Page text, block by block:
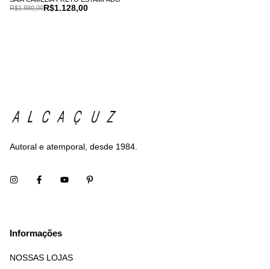
R$1.128,00
R$1.880,00
Autoral e atemporal, desde 1984.
Informações
NOSSAS LOJAS